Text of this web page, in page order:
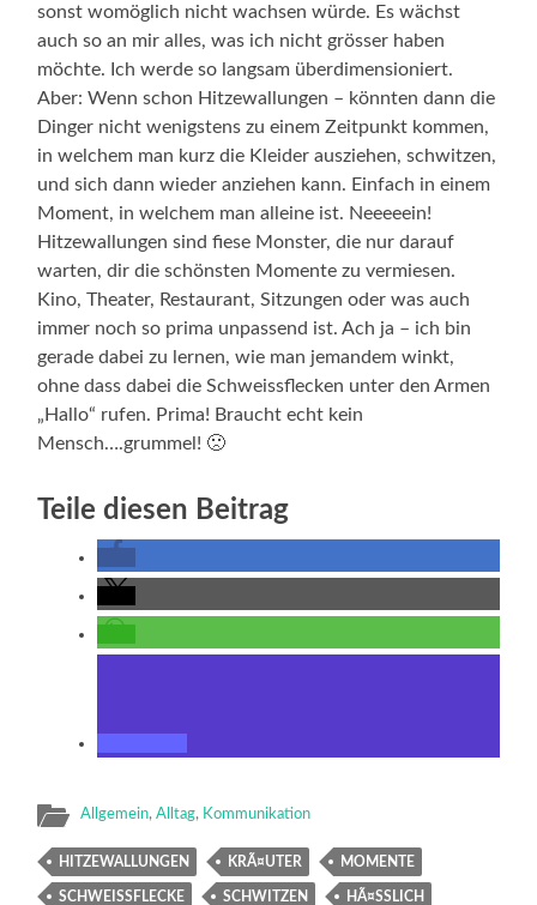
sonst womöglich nicht wachsen würde. Es wächst
auch so an mir alles, was ich nicht grösser haben
möchte. Ich werde so langsam überdimensioniert.
Aber: Wenn schon Hitzewallungen – könnten dann die
Dinger nicht wenigstens zu einem Zeitpunkt kommen,
in welchem man kurz die Kleider ausziehen, schwitzen,
und sich dann wieder anziehen kann. Einfach in einem
Moment, in welchem man alleine ist. Neeeeein!
Hitzewallungen sind fiese Monster, die nur darauf
warten, dir die schönsten Momente zu vermiesen.
Kino, Theater, Restaurant, Sitzungen oder was auch
immer noch so prima unpassend ist. Ach ja – ich bin
gerade dabei zu lernen, wie man jemandem winkt,
ohne dass dabei die Schweissflecken unter den Armen
„Hallo“ rufen. Prima! Braucht echt kein
Mensch….grummel! 🙁
Teile diesen Beitrag
Allgemein,Alltag, Kommunikation
HITZEWALLUNGEN KRÃ¤UTER MOMENTE
SCHWEISSFLECKE SCHWITZEN HÃ¤SSLICH